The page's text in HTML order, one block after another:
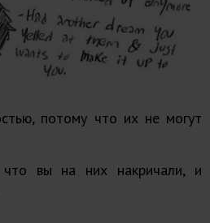
потому что их не могут
что вы на них накричали, и